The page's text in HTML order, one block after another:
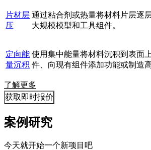
片材层
压
通过粘合剂或热量将材料片层逐
大规模模型和工具组件。
定向能
量沉积
使用集中能量将材料沉积到表面
件、向现有组件添加功能或制造
了解更多
获取即时报价
案例研究
今天就开始一个新项目吧